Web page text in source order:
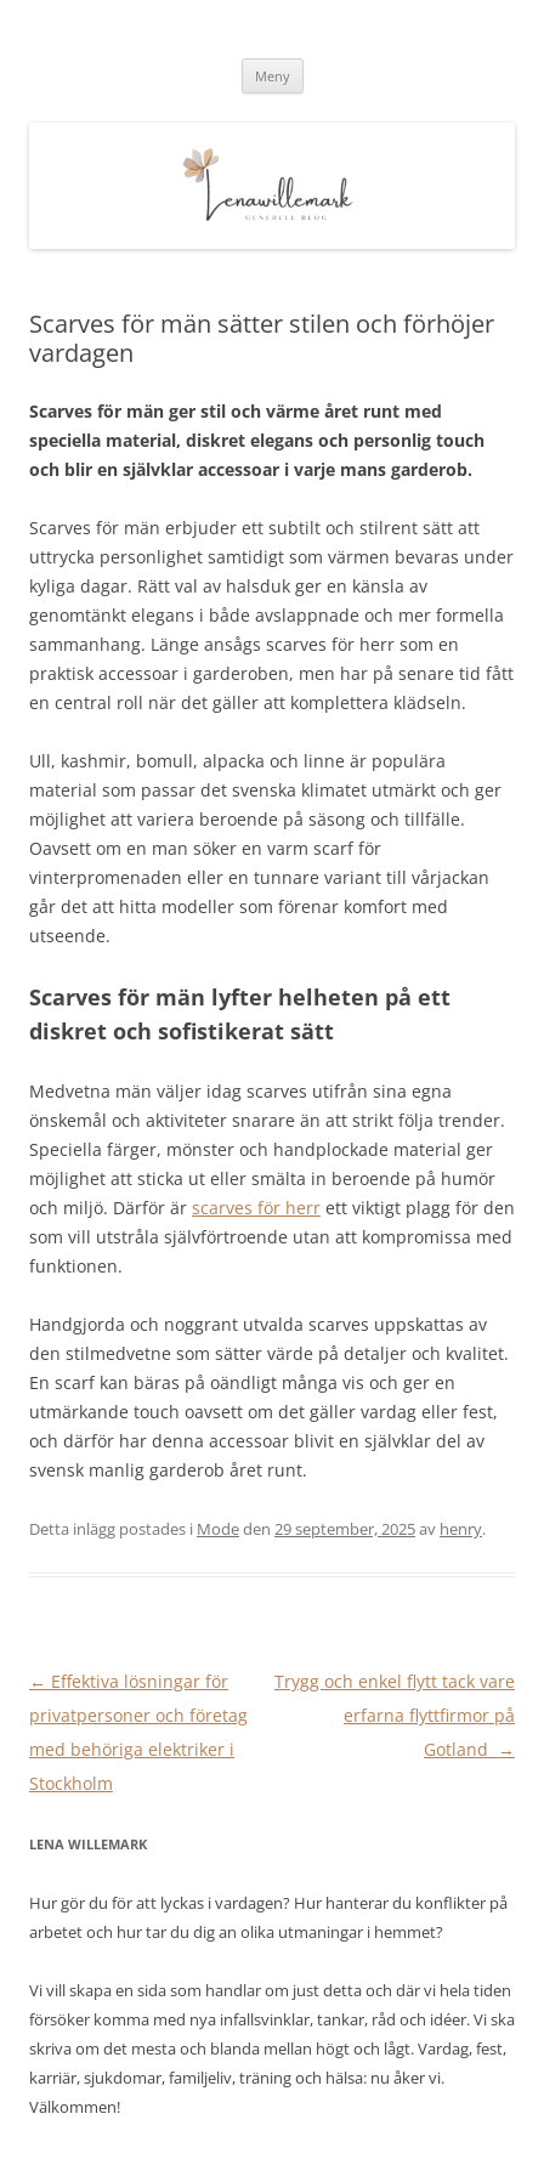
Meny Hoppa
innehåll
Scarves för män sätter stilen och förhöjer
vardagen
Scarves för män ger stil och värme året runt med
speciella material, diskret elegans och personlig touch
och blir en självklar accessoar i varje mans garderob.
Scarves för män erbjuder ett subtilt och stilrent sätt att
uttrycka personlighet samtidigt som värmen bevaras under
kyliga dagar. Rätt val av halsduk ger en känsla av
genomtänkt elegans i både avslappnade och mer formella
sammanhang. Länge ansågs scarves för herr som en
praktisk accessoar i garderoben, men har på senare tid fått
en central roll när det gäller att komplettera klädseln.
Ull, kashmir, bomull, alpacka och linne är populära
material som passar det svenska klimatet utmärkt och ger
möjlighet att variera beroende på säsong och tillfälle.
Oavsett om en man söker en varm scarf för
vinterpromenaden eller en tunnare variant till vårjackan
går det att hitta modeller som förenar komfort med
utseende.
Scarves för män lyfter helheten på ett
diskret och sofistikerat sätt
Medvetna män väljer idag scarves utifrån sina egna
önskemål och aktiviteter snarare än att strikt följa trender.
Speciella färger, mönster och handplockade material ger
möjlighet att sticka ut eller smälta in beroende på humör
och miljö. Därför är scarves för herr ett viktigt plagg för den
som vill utstråla självförtroende utan att kompromissa med
funktionen.
Handgjorda och noggrant utvalda scarves uppskattas av
den stilmedvetne som sätter värde på detaljer och kvalitet.
En scarf kan bäras på oändligt många vis och ger en
utmärkande touch oavsett om det gäller vardag eller fest,
och därför har denna accessoar blivit en självklar del av
svensk manlig garderob året runt.
Detta inlägg postades i Modeden 29 september, 2025av henry.
Inläggsnavigering
← Effektiva lösningar för
privatpersoner och företag
med behöriga elektriker i
Stockholm
Trygg och enkel flytt tack vare
erfarna flyttfirmor på
Gotland →
LENA WILLEMARK
Hur gör du för att lyckas i vardagen? Hur hanterar du konflikter på
arbetet och hur tar du dig an olika utmaningar i hemmet?
Vi vill skapa en sida som handlar om just detta och där vi hela tiden
försöker komma med nya infallsvinklar, tankar, råd och idéer. Vi ska
skriva om det mesta och blanda mellan högt och lågt. Vardag, fest,
karriär, sjukdomar, familjeliv, träning och hälsa: nu åker vi.
Välkommen!